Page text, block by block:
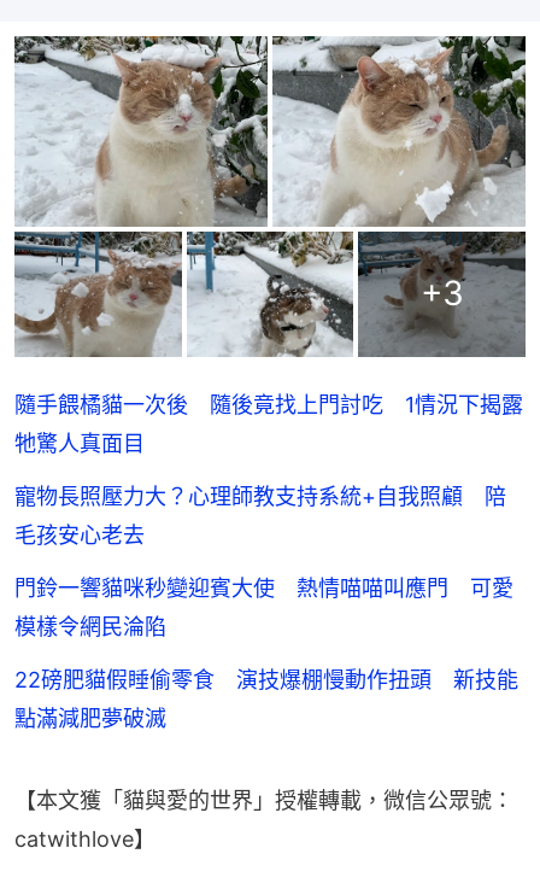
+3
隨手餵橘貓一次後 隨後竟找上門討吃 1情況下揭露
牠驚人真面目
寵物長照壓力大？心理師教支持系統+自我照顧 陪
毛孩安心老去
門鈴一響貓咪秒變迎賓大使 熱情喵喵叫應門 可愛
模樣令網民淪陷
22磅肥貓假睡偷零食 演技爆棚慢動作扭頭 新技能
點滿減肥夢破滅
【本文獲「貓與愛的世界」授權轉載，微信公眾號：
catwithlove】